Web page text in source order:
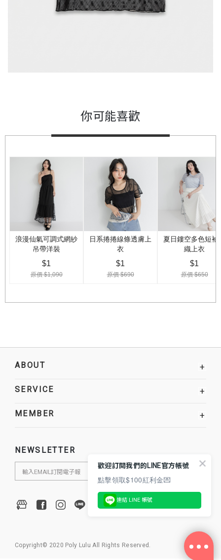
你可能喜歡
ABOUT +
SERVICE +
MEMBER +
NEWSLETTER
Copyright© 2020 Poly Lulu All Rights Reserved.
歡迎訂閱我們的LINE官方帳號
點擊領取$100紅利金💌
連結 LINE 帳號